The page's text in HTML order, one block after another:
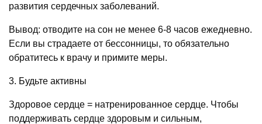
развития сердечных заболеваний.
Вывод: отводите на сон не менее 6-8 часов ежедневно.
Если вы страдаете от бессонницы, то обязательно
обратитесь к врачу и примите меры.
3. Будьте активны
Здоровое сердце = натренированное сердце. Чтобы
поддерживать сердце здоровым и сильным,